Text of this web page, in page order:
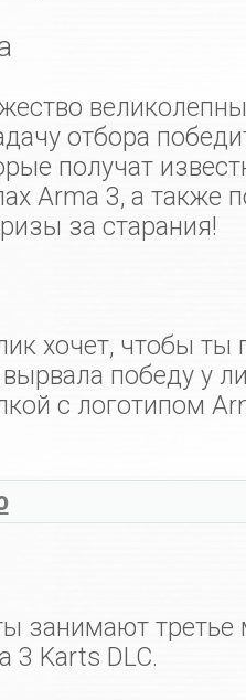
отбора
получат
Arma 3, а также
за старания!
хочет, чтобы ты
победу у
с логотипом
занимают третье
3 Karts DLC.